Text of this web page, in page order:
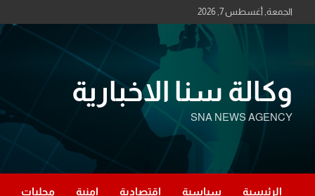
to
الجمعة, أغسطس 7, 2026
وكالة سنا الاخبارية
SNA NEWS AGENCY
الرئيسية سياسية اقتصادية امنية محليات